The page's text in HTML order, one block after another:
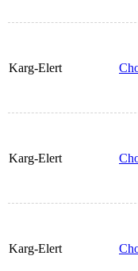
Karg-Elert
Karg-Elert
Karg-Elert